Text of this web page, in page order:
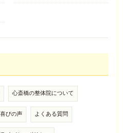
心斎橋の整体院について
びの声 よくある質問